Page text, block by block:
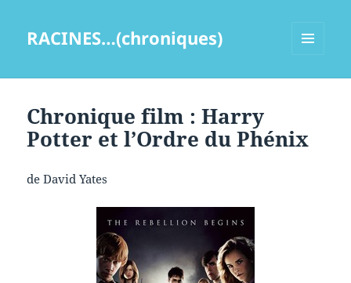
RACINES…(chroniques)
Chronique film : Harry
Potter et l’Ordre du Phénix
de David Yates